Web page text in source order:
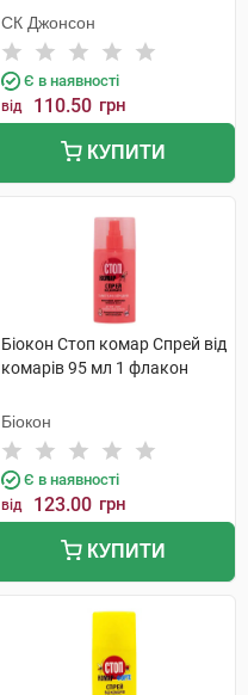
СК Джонсон
Є в наявності
від 110.50 грн
КУПИТИ
Біокон Стоп комар Спрей від
комарів 95 мл 1 флакон
Біокон
Є в наявності
від 123.00 грн
КУПИТИ